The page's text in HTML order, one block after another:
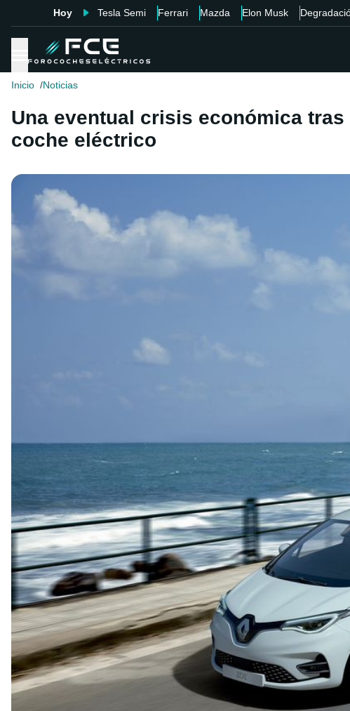
Hoy Tesla Semi Ferrari Mazda Elon Musk
Inicio Noticias
Una eventual crisis económica
coche eléctrico